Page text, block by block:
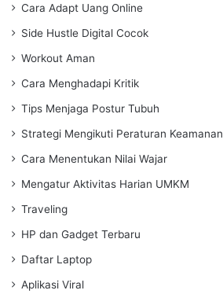
Cara Adapt Uang Online
Side Hustle Digital Cocok
Workout Aman
Cara Menghadapi Kritik
Tips Menjaga Postur Tubuh
Strategi Mengikuti Peraturan Keamanan
Cara Menentukan Nilai Wajar
Mengatur Aktivitas Harian UMKM
Traveling
HP dan Gadget Terbaru
Daftar Laptop
Aplikasi Viral